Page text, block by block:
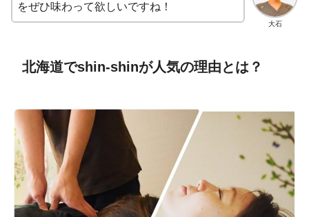
大石
をぜひ味わって欲しいですね！
北海道でshin-shinが人気の理由とは？